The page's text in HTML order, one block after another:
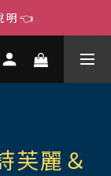
明 👈
芙麗＆